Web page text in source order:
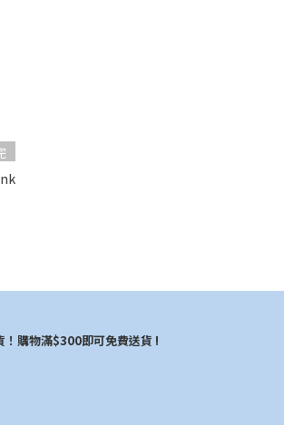
！購物滿$300即可免費送貨 !